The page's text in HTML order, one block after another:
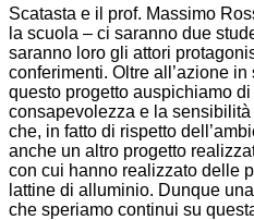
Scatasta e il prof. Massimo
la scuola – ci saranno due
saranno loro gli attori
conferimenti. Oltre all’azione
questo progetto auspichiamo
consapevolezza e la
che, in fatto di rispetto
anche un altro progetto
con cui hanno realizzato delle
lattine di alluminio. Dunque
che speriamo continui su